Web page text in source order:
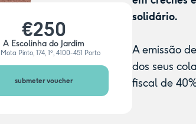
€250
A Escolinha do Jardim
Pinto, 174, 1º, 4100-451 Porto
submeter voucher
solidário.
A emissão
dos seus
fiscal de